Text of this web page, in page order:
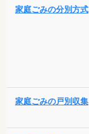
家庭ごみの分別方式
家庭ごみの戸別収集